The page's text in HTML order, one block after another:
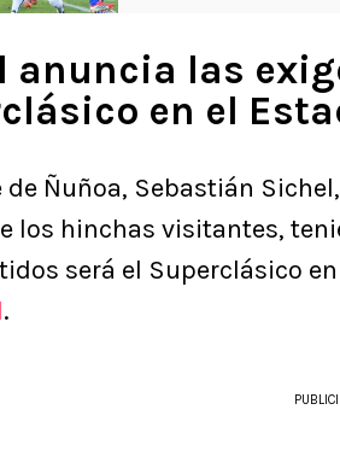
anuncia las
en el
de Ñuñoa, Sebastián
los hinchas visitantes,
será el Superclásico
.